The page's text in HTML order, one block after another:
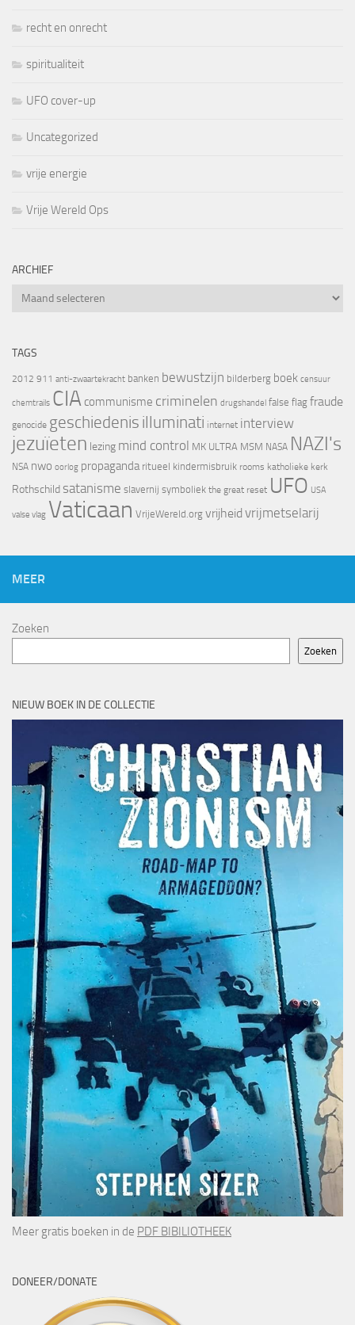
recht en onrecht
spiritualiteit
UFO cover-up
Uncategorized
vrije energie
Vrije Wereld Ops
ARCHIEF
Archief
TAGS
2012 911 anti-zwaartekracht banken bewustzijn bilderberg boek censuur
chemtrails CIA communisme criminelen drugshandel false flag fraude
genocide geschiedenis illuminati internet interview
jezuïeten lezing mind control MK ULTRA MSM NASA NAZI's
NSA nwo oorlog propaganda ritueel kindermisbruik rooms katholieke kerk
Rothschild satanisme slavernij symboliek the great reset UFO USA
valse vlag Vaticaan VrijeWereld.org vrijheid vrijmetselarij
MEER
Zoeken
Zoeken
NIEUW BOEK IN DE COLLECTIE
Meer gratis boeken in de PDF BIBILIOTHEEK
DONEER/DONATE